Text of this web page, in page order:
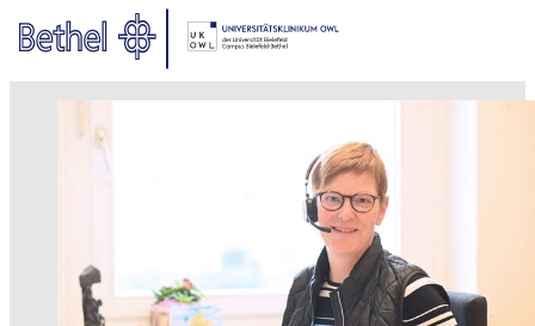
Zum Hauptinhalt springen
Zur Fußzeile springen
Bethel - Anmeldung